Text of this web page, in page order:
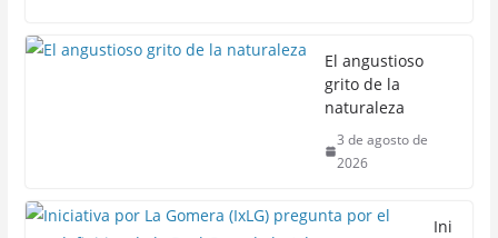
El angustioso
grito de la
naturaleza
3 de agosto de
2026
Ini